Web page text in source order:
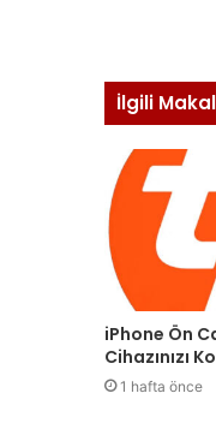
İlgili
iPhone Ön
Cihazınızı
1 hafta önce